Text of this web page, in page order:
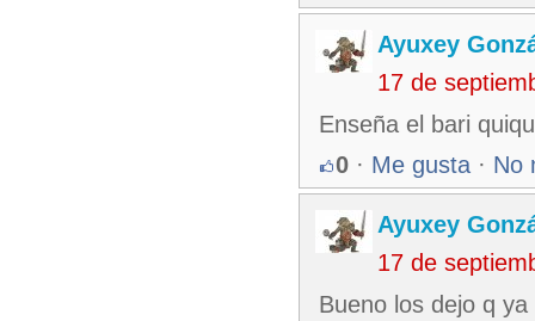
Ayuxey
17 de
Enseña el bari
0 · Me gusta · No
Ayuxey
17 de
Bueno los dejo q